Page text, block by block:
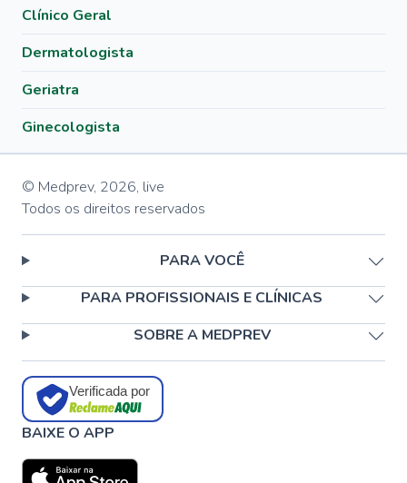
Clínico Geral
Dermatologista
Geriatra
Ginecologista
© Medprev, 2026, live
Todos os direitos reservados
PARA VOCÊ
PARA PROFISSIONAIS E CLÍNICAS
SOBRE A MEDPREV
Verificada por
BAIXE O APP